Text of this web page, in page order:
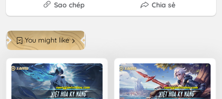
Sao chép
Chia sẻ
You might like